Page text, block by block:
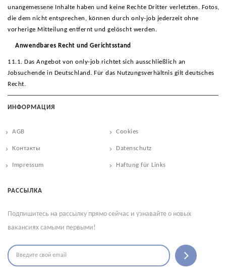
unangemessene Inhalte haben und keine Rechte Dritter verletzten. Fotos,
die dem nicht entsprechen, können durch only-job jederzeit ohne
vorherige Mitteilung entfernt und gelöscht werden.
Anwendbares Recht und Gerichtsstand
11.1. Das Angebot von only-job richtet sich ausschließlich an
Jobsuchende in Deutschland. Für das Nutzungsverhältnis gilt deutsches
Recht.
ИНФОРМАЦИЯ
AGB Cookies
Контакты Datenschutz
Impressum Haftung für Links
РАССЫЛКА
Подпишитесь на рассылку прямо сейчас и узнавайте о новых
вакансиях самыми первыми!